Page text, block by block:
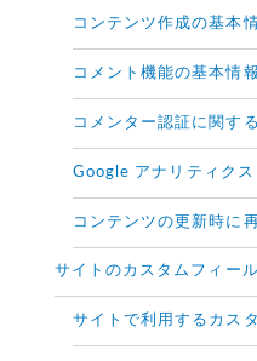
コンテンツ作成の基本
コメント機能の基本情
コメンター認証に関す
Google アナリティク
コンテンツの更新時に
サイトのカスタムフィー
サイトで利用するカス